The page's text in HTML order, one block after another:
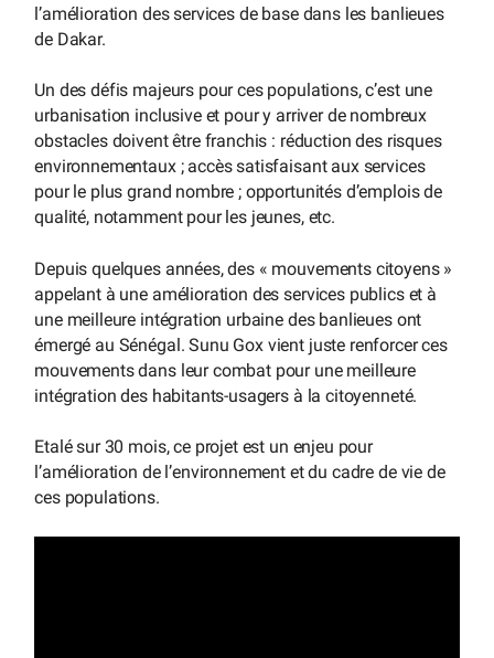
l’amélioration des services de base dans les banlieues
de Dakar.
Un des défis majeurs pour ces populations, c’est une
urbanisation inclusive et pour y arriver de nombreux
obstacles doivent être franchis : réduction des risques
environnementaux ; accès satisfaisant aux services
pour le plus grand nombre ; opportunités d’emplois de
qualité, notamment pour les jeunes, etc.
Depuis quelques années, des « mouvements citoyens »
appelant à une amélioration des services publics et à
une meilleure intégration urbaine des banlieues ont
émergé au Sénégal. Sunu Gox vient juste renforcer ces
mouvements dans leur combat pour une meilleure
intégration des habitants-usagers à la citoyenneté.
Etalé sur 30 mois, ce projet est un enjeu pour
l’amélioration de l’environnement et du cadre de vie de
ces populations.